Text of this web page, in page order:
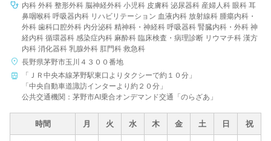
内科 外科 整形外科 脳神経外科 小児科 皮膚科 泌尿器科 産婦人科 眼科 耳
鼻咽喉科 呼吸器内科 リハビリテーション 血液内科 放射線科 腫瘍内科・
外科 歯科口腔外科 内分泌科 精神科・神経科 呼吸器科 腎臓内科・外科 神
経内科 循環器科 感染症内科 麻酔科 臨床検査・病理診断 リウマチ科 漢方
内科 消化器科 乳腺外科 肛門科 救急科
長野県茅野市玉川４３００番地
「ＪＲ中央本線茅野駅東口よりタクシーで約１０分」
「中央自動車道諏訪インターより約２０分」
公共交通機関：茅野市AI乗合オンデマンド交通「のらざあ」
時間 月 火 水 木 金 土 日 祝